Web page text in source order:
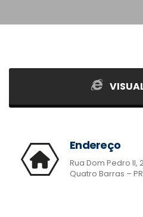
Endereço
Rua Dom Pedro II,
Quatro Barras – PR